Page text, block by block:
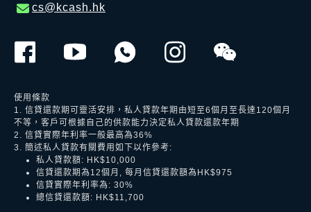
cs@kcash.hk
使用條款
1. 信貸還款期可靈活安排，私人貸款年期由短至6個月至長達120個月
不等，客戶可根據自己的供款能力決定私人貸款還款年期
2. 信貸實際年利率一般最高為36%
3. 簡述私人貸款有關費用如下以作參考:
私人貸款額: HK$10,000
信貸還款期為12個月, 每月信貸還款額為HK$975
信貸實際年利率為: 30%
總信貸還款額: HK$11,700